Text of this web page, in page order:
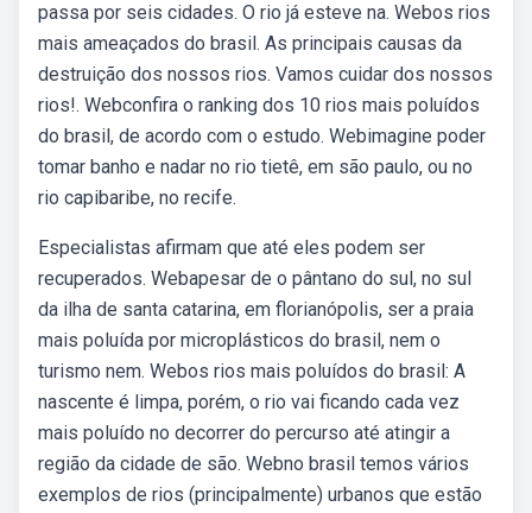
passa por seis cidades. O rio já esteve na. Webos rios
mais ameaçados do brasil. As principais causas da
destruição dos nossos rios. Vamos cuidar dos nossos
rios!. Webconfira o ranking dos 10 rios mais poluídos
do brasil, de acordo com o estudo. Webimagine poder
tomar banho e nadar no rio tietê, em são paulo, ou no
rio capibaribe, no recife.
Especialistas afirmam que até eles podem ser
recuperados. Webapesar de o pântano do sul, no sul
da ilha de santa catarina, em florianópolis, ser a praia
mais poluída por microplásticos do brasil, nem o
turismo nem. Webos rios mais poluídos do brasil: A
nascente é limpa, porém, o rio vai ficando cada vez
mais poluído no decorrer do percurso até atingir a
região da cidade de são. Webno brasil temos vários
exemplos de rios (principalmente) urbanos que estão